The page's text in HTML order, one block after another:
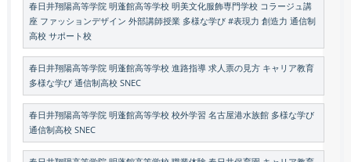
春日井翔陽高等学院 明蓬館高等学校 明美文化服飾専門学校 コラージュ講
座 ファッションデザイン 外部講師授業 多様な学び #表現力 創造力 通信制
高校 サポート校
春日井翔陽高等学院 明蓬館高等学校 進路指導 求人票の見方 キャリア教育
多様な学び 通信制高校 SNEC
春日井翔陽高等学院 明蓬館高等学校 校外学習 名古屋港水族館 多様な学び
通信制高校 SNEC